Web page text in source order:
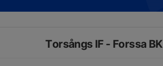
Torsångs IF - Forssa BK